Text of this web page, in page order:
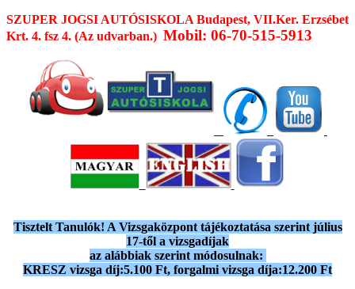
SZUPER JOGSI AUTÓSISKOLA Budapest, VII.Ker. Erzsébet
Krt. 4. fsz 4. (Az udvarban.) Mobil: 06-70-515-5913
Tisztelt Tanulók! A Vizsgaközpont tájékoztatása szerint július
17-től a vizsgadíjak
az alábbiak szerint módosulnak:
KRESZ vizsga díj:5.100 Ft, forgalmi vizsga díja:12.200 Ft